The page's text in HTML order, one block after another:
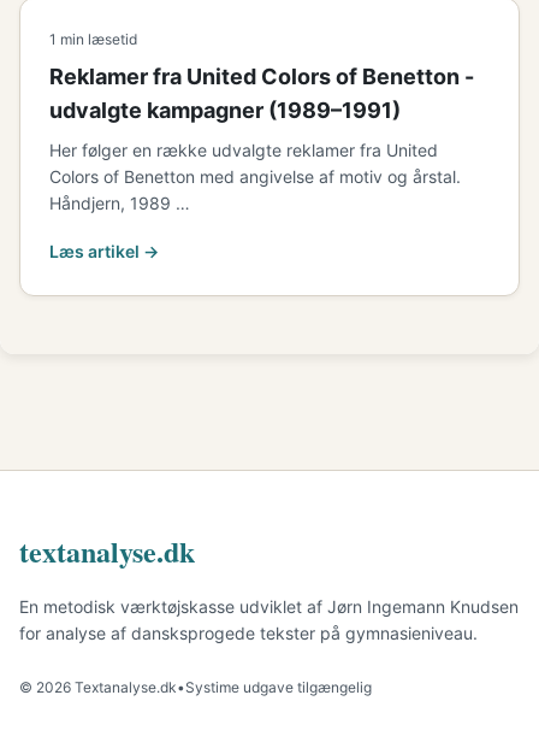
1 min læsetid
Reklamer fra United Colors of Benetton -
udvalgte kampagner (1989–1991)
Her følger en række udvalgte reklamer fra United
Colors of Benetton med angivelse af motiv og årstal.
Håndjern, 1989 …
Læs artikel →
textanalyse.dk
En metodisk værktøjskasse udviklet af Jørn Ingemann Knudsen
for analyse af dansksprogede tekster på gymnasieniveau.
© 2026 Textanalyse.dk•Systime udgave tilgængelig